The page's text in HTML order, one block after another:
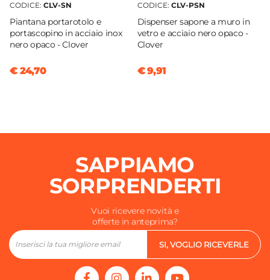
CODICE: CLV-SN
Piantana portarotolo e
portascopino in acciaio inox
nero opaco - Clover
€ 24,70
CODICE: CLV-PSN
Dispenser sapone a muro in
vetro e acciaio nero opaco -
Clover
€ 9,91
SAPPIAMO
SORPRENDERTI
Vuoi ricevere novità e
offerte in anteprima?
SI, VOGLIO RICEVERLE